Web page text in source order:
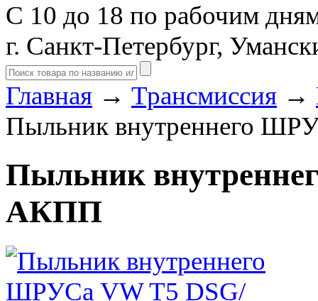
С 10 до 18 по рабочим
г. Санкт-Петербург,
Главная → Трансмиссия →
Пыльник внутреннего
Пыльник
АКПП